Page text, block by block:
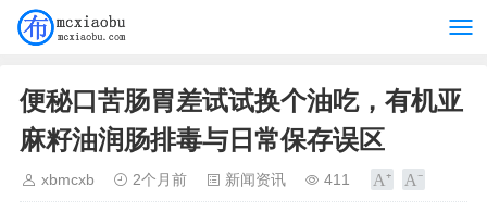
便秘口苦肠胃差试试换个油吃，有机亚
麻籽油润肠排毒与日常保存误区
xbmcxb 2个月前 新闻资讯 411